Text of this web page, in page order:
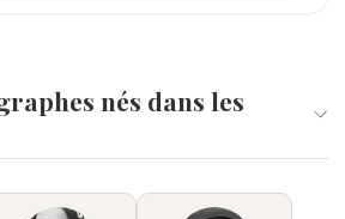
nés dans les